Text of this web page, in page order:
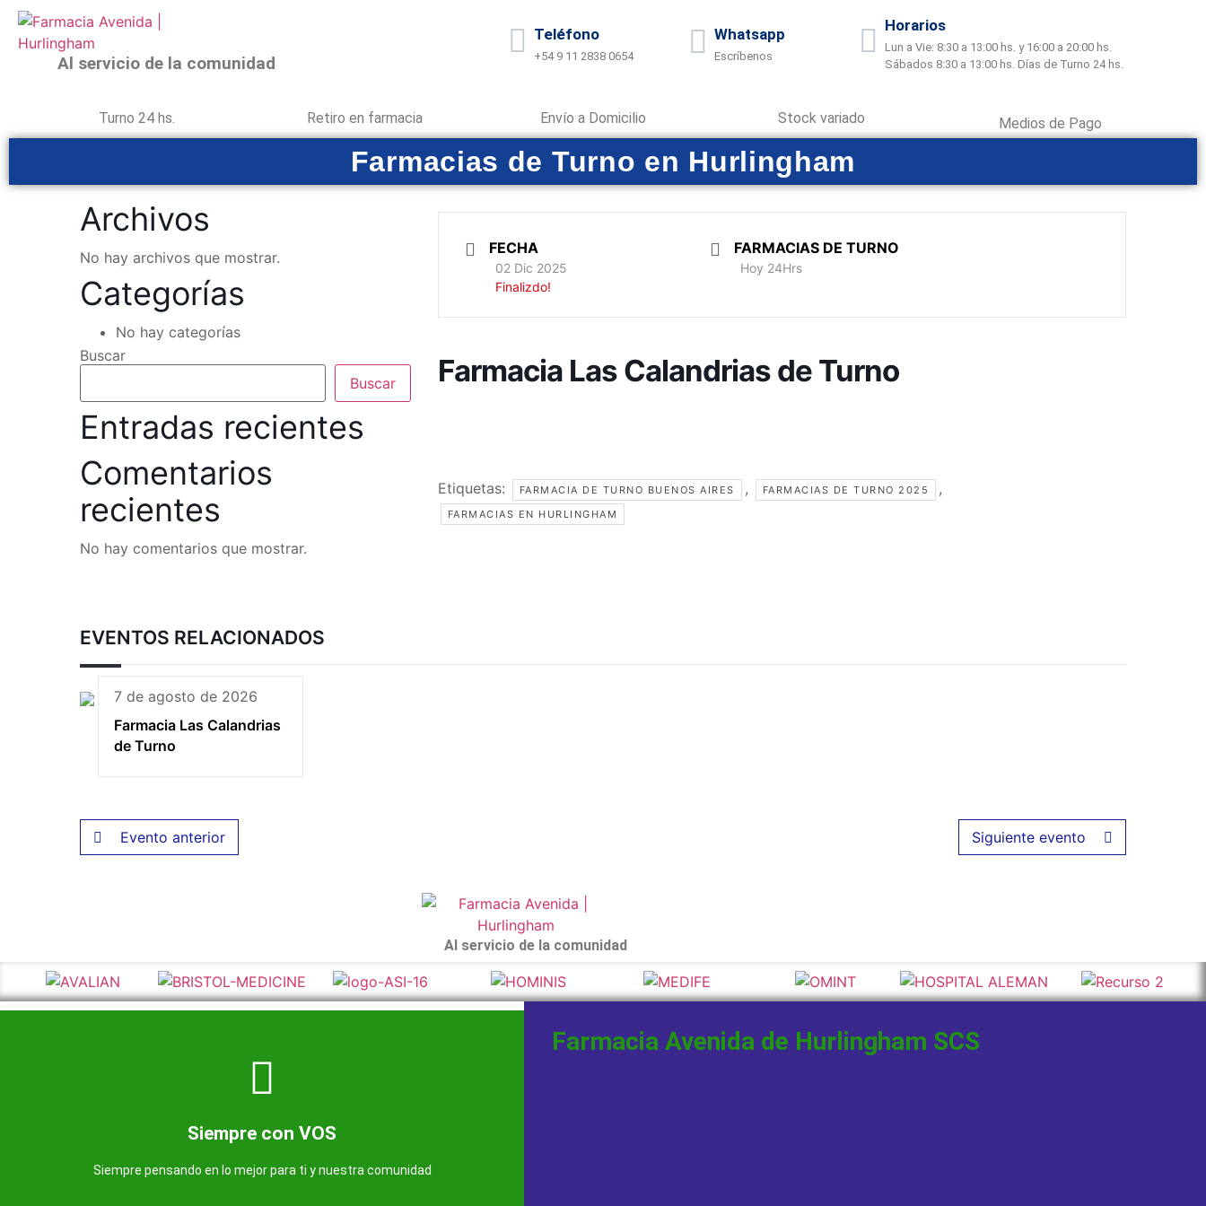
Al servicio de la comunidad
Teléfono
+54 9 11 2838 0654
Whatsapp
Escríbenos
Horarios
Lun a Vie: 8:30 a 13:00 hs. y 16:00 a 20:00 hs.
Sábados 8:30 a 13:00 hs. Días de Turno 24 hs.
Turno 24 hs. Retiro en farmacia Envío a Domicilio Stock variado Medios de Pago
Farmacias de Turno en Hurlingham
Archivos
No hay archivos que mostrar.
Categorías
No hay categorías
Buscar
Buscar
Entradas recientes
Comentarios
recientes
No hay comentarios que mostrar.
FECHA
02 Dic 2025
Finalizdo!
FARMACIAS DE TURNO
Hoy 24Hrs
Farmacia Las Calandrias de Turno
Etiquetas: FARMACIA DE TURNO BUENOS AIRES , FARMACIAS DE TURNO 2025 ,
FARMACIAS EN HURLINGHAM
EVENTOS RELACIONADOS
7 de agosto de 2026
Farmacia Las Calandrias
de Turno
Evento anterior Siguiente evento
Al servicio de la comunidad
Siempre con VOS
Siempre pensando en lo mejor para ti y nuestra comunidad
Farmacia Avenida
Somos una farmacia al servicio de nuestra comunidad
Farmacia Avenida de Hurlingham SCS